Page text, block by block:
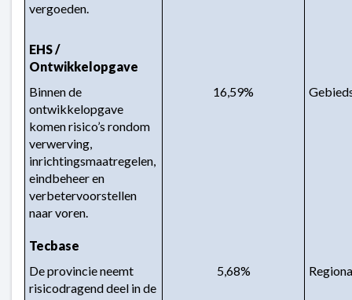
vergoeden.
EHS /
Ontwikkelopgave
Binnen de
ontwikkelopgave
komen risico’s rondom
verwerving,
inrichtingsmaatregelen,
eindbeheer en
verbetervoorstellen
naar voren.
16,59%
Tecbase
De provincie neemt
risicodragend deel in de
5,68%